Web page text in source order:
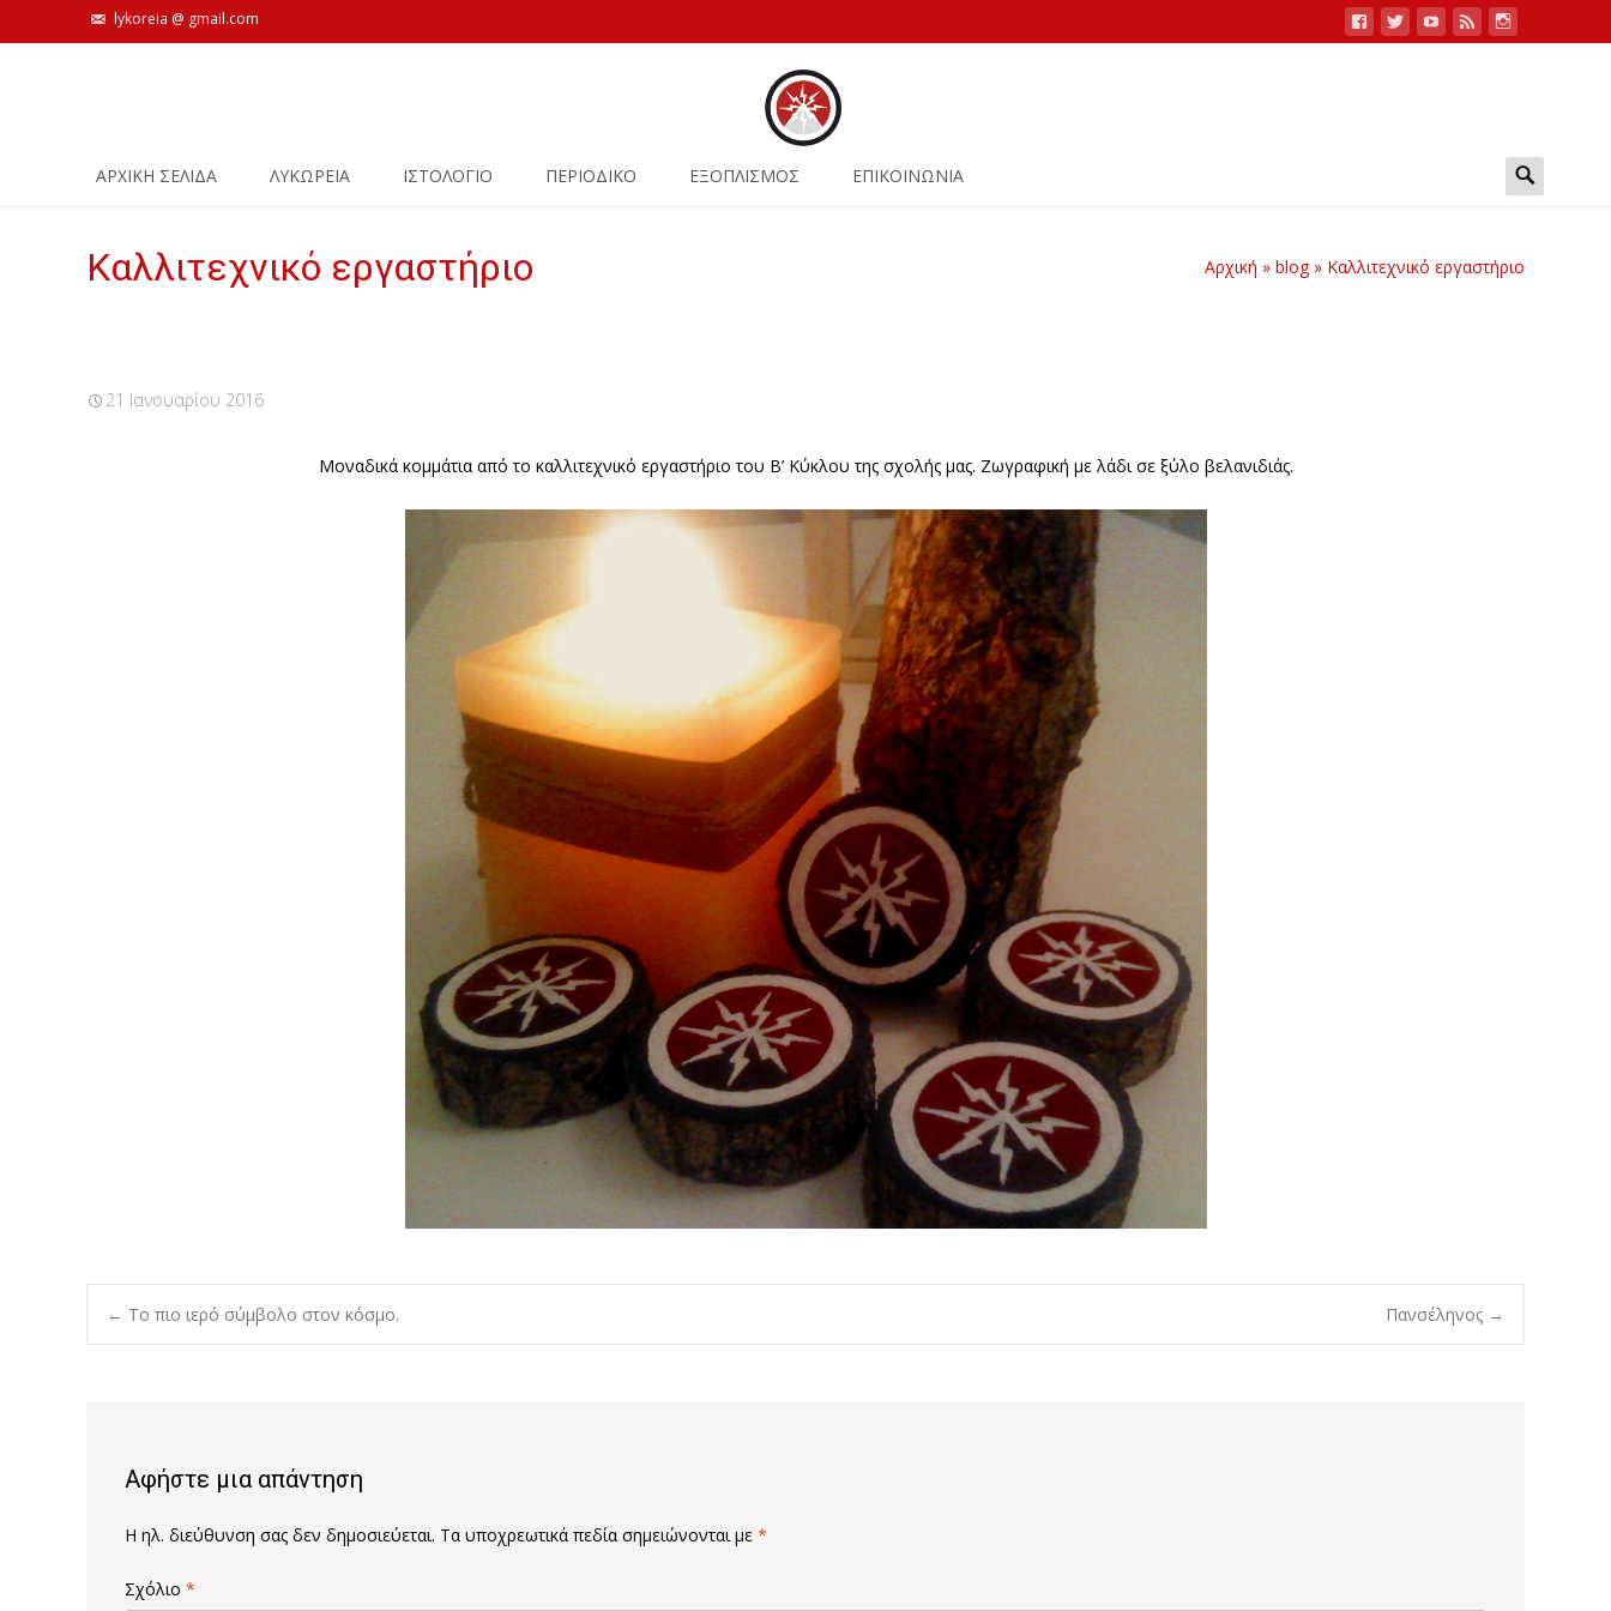
lykoreia @ gmail.com
ΑΡΧΙΚΗ ΣΕΛΙΔΑ ΛΥΚΩΡΕΙΑ ΙΣΤΟΛΌΓΙΟ ΠΕΡΙΟΔΙΚΟ ΕΞΟΠΛΙΣΜΟΣ ΕΠΙΚΟΙΝΩΝΙΑ
Search
for:
Καλλιτεχνικό εργαστήριο Αρχική » blog » Καλλιτεχνικό εργαστήριο
21 Ιανουαρίου 2016
Μοναδικά κομμάτια από το καλλιτεχνικό εργαστήριο του Β’ Κύκλου της σχολής μας. Ζωγραφική με λάδι σε ξύλο βελανιδιάς.
Post
← Το πιο ιερό σύμβολο στον κόσμο. Πανσέληνος →
Αφήστε μια απάντηση
Η ηλ. διεύθυνση σας δεν δημοσιεύεται. Τα υποχρεωτικά πεδία σημειώνονται με *
Σχόλιο *